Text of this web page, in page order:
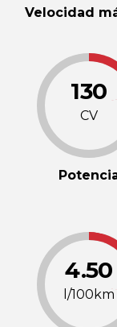
Velocidad
130
CV
4.50
l/100km